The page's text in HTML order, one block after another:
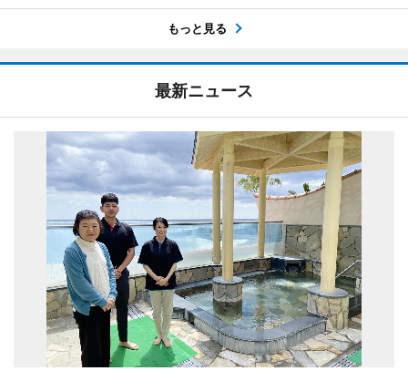
もっと見る
最新ニュース